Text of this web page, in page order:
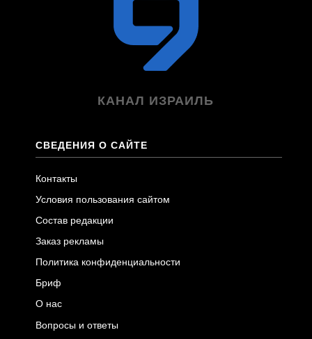
КАНАЛ ИЗРАИЛЬ
СВЕДЕНИЯ О САЙТЕ
Контакты
Условия пользования сайтом
Состав редакции
Заказ рекламы
Политика конфиденциальности
Бриф
О нас
Вопросы и ответы